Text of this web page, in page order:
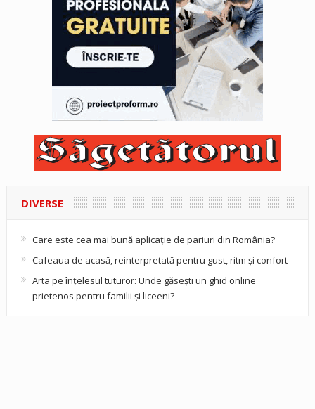
DIVERSE
Care este cea mai bună aplicație de pariuri din România?
Cafeaua de acasă, reinterpretată pentru gust, ritm și confort
Arta pe înțelesul tuturor: Unde găsești un ghid online
prietenos pentru familii și liceeni?